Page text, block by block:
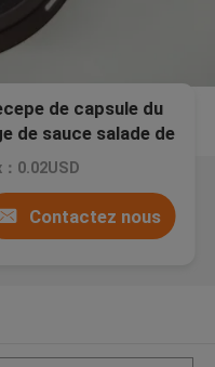
de capsule du
de sauce salade de
0.02USD
Contactez nous